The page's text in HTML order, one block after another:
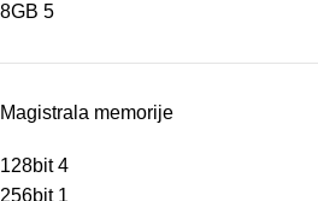
8GB 5
Magistrala memorije
128bit 4
256bit 1